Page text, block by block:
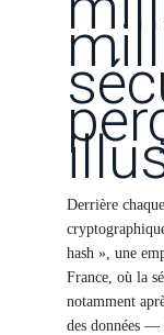
Derrière
hash », une
France, où la
notamment
des données —